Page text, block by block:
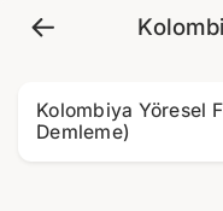
Kolombiya Yöresel
Demleme)